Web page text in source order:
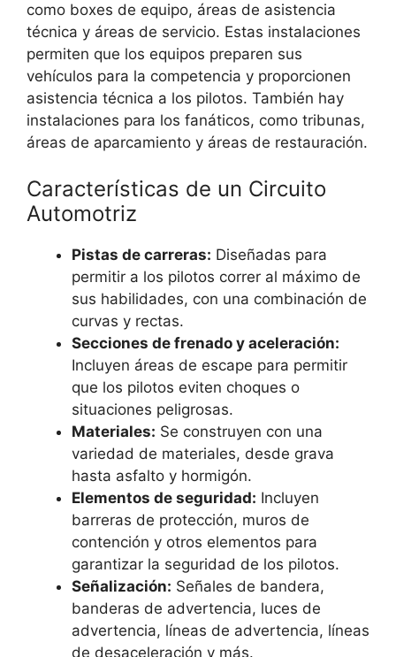
como boxes de equipo, áreas de asistencia
técnica y áreas de servicio. Estas instalaciones
permiten que los equipos preparen sus
vehículos para la competencia y proporcionen
asistencia técnica a los pilotos. También hay
instalaciones para los fanáticos, como tribunas,
áreas de aparcamiento y áreas de restauración.
Características de un Circuito
Automotriz
Pistas de carreras: Diseñadas para
permitir a los pilotos correr al máximo de
sus habilidades, con una combinación de
curvas y rectas.
Secciones de frenado y aceleración:
Incluyen áreas de escape para permitir
que los pilotos eviten choques o
situaciones peligrosas.
Materiales: Se construyen con una
variedad de materiales, desde grava
hasta asfalto y hormigón.
Elementos de seguridad: Incluyen
barreras de protección, muros de
contención y otros elementos para
garantizar la seguridad de los pilotos.
Señalización: Señales de bandera,
banderas de advertencia, luces de
advertencia, líneas de advertencia, líneas
de desaceleración y más.